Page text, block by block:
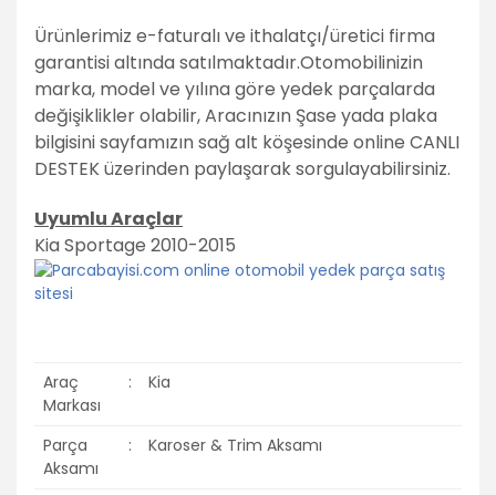
Ürünlerimiz e-faturalı ve ithalatçı/üretici firma
garantisi altında satılmaktadır.Otomobilinizin
marka, model ve yılına göre yedek parçalarda
değişiklikler olabilir,Aracınızın Şase yada plaka
bilgisini sayfamızın sağ alt köşesinde online CANLI
DESTEK üzerinden paylaşarak sorgulayabilirsiniz.
Uyumlu Araçlar
Kia Sportage 2010-2015
Araç
Markası
: Kia
Parça
Aksamı
: Karoser & Trim Aksamı